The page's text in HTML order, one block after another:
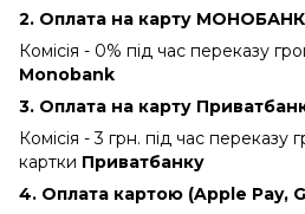
2. Оплата на карту
Комісія - 0% під час переказу
Monobank
3. Оплата на карту
Комісія - 3 грн. під час переказу
картки Приватбанку
4. Оплата картою (Apple Pay,